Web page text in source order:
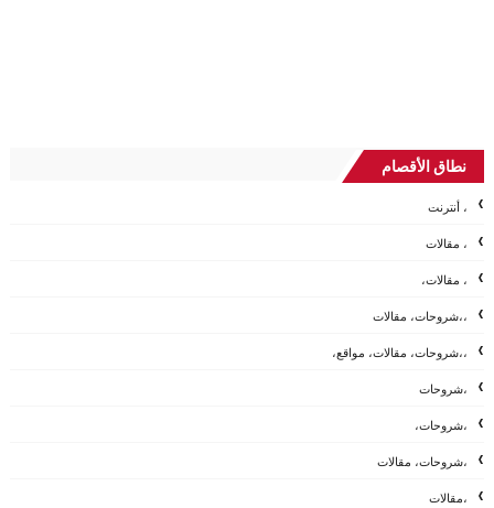
نطاق الأقصام
، أنترنت
، مقالات
، مقالات،
،،شروحات، مقالات
،،شروحات، مقالات، مواقع،
،شروحات
،شروحات،
،شروحات، مقالات
،مقالات